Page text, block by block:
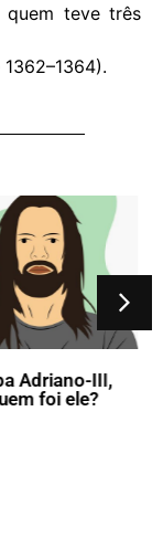
teve três
Adriano-III,
foi ele?